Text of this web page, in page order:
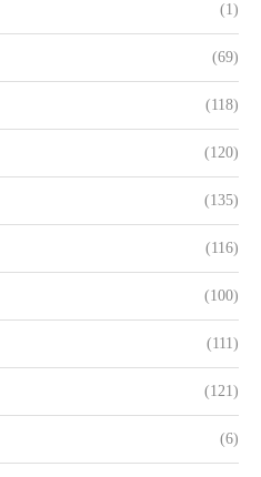
(1)
(69)
(118)
(120)
(135)
(116)
(100)
(111)
(121)
(6)